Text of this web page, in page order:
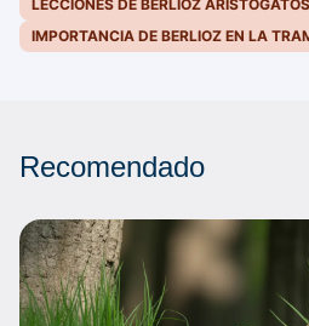
LECCIONES DE BERLIOZ ARISTOGATOS
IMPORTANCIA DE BERLIOZ EN LA
Recomendado